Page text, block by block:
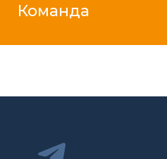
Команда